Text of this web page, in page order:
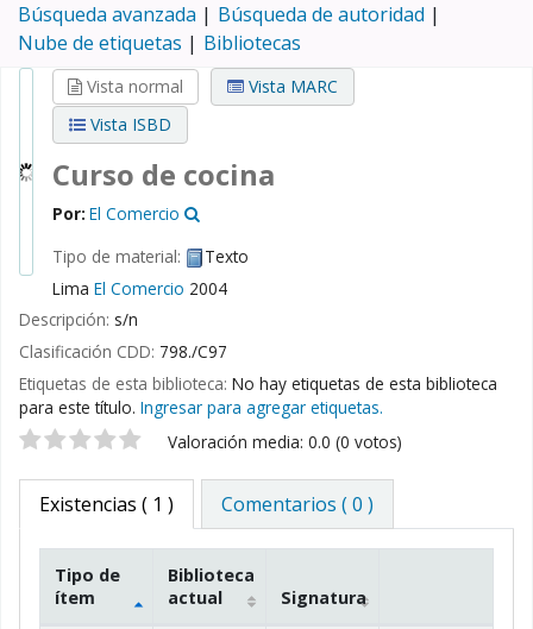
Búsqueda avanzada
Búsqueda de autoridad
Nube de etiquetas
Bibliotecas
Vista normal
Vista MARC
Vista ISBD
Curso de cocina
Por: El Comercio
Tipo de material:
Texto
Lima El Comercio 2004
Descripción: s/n
Clasificación CDD: 798./C97
Etiquetas de esta biblioteca: No hay etiquetas de esta biblioteca
para este título. Ingresar para agregar etiquetas.
Valoración Valoración media: 0.0 (0 votos)
Existencias ( 1 ) Comentarios ( 0 )
Tipo de
ítem
Biblioteca
actual
Signatura